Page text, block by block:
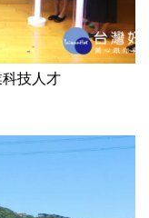
技人才